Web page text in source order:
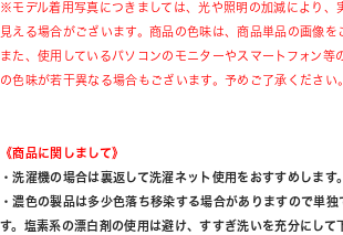
※モデル着用写真につきましては、光や照明の加減により、
見える場合がございます。商品の色味は、商品単品の画像を
また、使用しているパソコンのモニターやスマートフォン等
の色味が若干異なる場合もございます。予めご了承ください。
《商品に関しまして》
・洗濯機の場合は裏返して洗濯ネット使用をおすすめします。
・濃色の製品は多少色落ち移染する場合がありますので単
す。塩素系の漂白剤の使用は避け、すすぎ洗いを充分にして